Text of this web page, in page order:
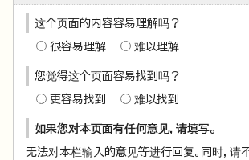
这个页面的内容容易理解吗？
很容易理解 难以理解
您觉得这个页面容易找到吗？
更容易找到 难以找到
如果您对本页面有任何意见，请填写。
无法对本栏输入的意见等进行回复。同时，请